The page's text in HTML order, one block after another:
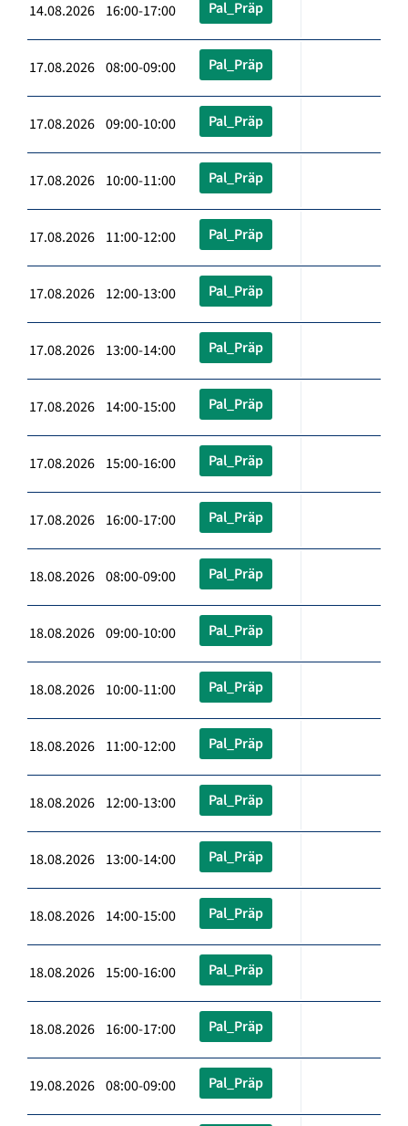
14.08.2026 16:00-17:00 Pal_Präp
17.08.2026 08:00-09:00 Pal_Präp
17.08.2026 09:00-10:00 Pal_Präp
17.08.2026 10:00-11:00 Pal_Präp
17.08.2026 11:00-12:00 Pal_Präp
17.08.2026 12:00-13:00 Pal_Präp
17.08.2026 13:00-14:00 Pal_Präp
17.08.2026 14:00-15:00 Pal_Präp
17.08.2026 15:00-16:00 Pal_Präp
17.08.2026 16:00-17:00 Pal_Präp
18.08.2026 08:00-09:00 Pal_Präp
18.08.2026 09:00-10:00 Pal_Präp
18.08.2026 10:00-11:00 Pal_Präp
18.08.2026 11:00-12:00 Pal_Präp
18.08.2026 12:00-13:00 Pal_Präp
18.08.2026 13:00-14:00 Pal_Präp
18.08.2026 14:00-15:00 Pal_Präp
18.08.2026 15:00-16:00 Pal_Präp
18.08.2026 16:00-17:00 Pal_Präp
19.08.2026 08:00-09:00 Pal_Präp